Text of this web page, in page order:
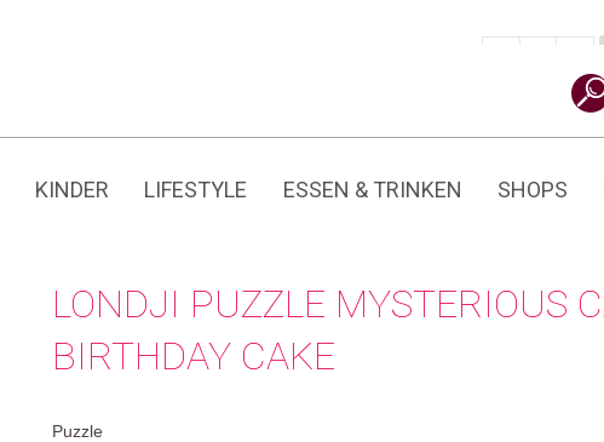
KINDER LIFESTYLE ESSEN & TRINKEN SHOPS
LONDJI PUZZLE MYSTERIOUS
BIRTHDAY CAKE
Puzzle